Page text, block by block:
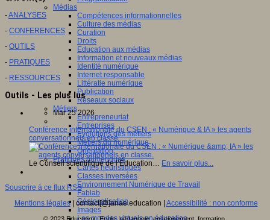
Médias
Compétences informationnelles
Culture des médias
Curation
Droits
Education aux médias
Information et nouveaux médias
Identité numérique
Internet responsable
Littératie numérique
Publication
Réseaux sociaux
Métiers
Entrepreneuriat
Entreprises
Evolutions des métiers
Métiers du numérique
Orientation
Pratiques numériques
Cartes heuristiques
Classes inversées
Environnement Numérique de Travail
Fablab
Géolocalisation
Images
Les mondes virtuels en éducation
-ANALYSES
- CONFERENCES
- OUTILS
- PRATIQUES
- RESSOURCES
Outils - Les plus lus
Mar 25 2026
Conférence internationale du CSEN : « Numérique & IA » les agents
conversationnels en classe.
Le Conseil scientifique de l’Éducation… En savoir plus...
Souscrire à ce flux RSS
Mentions légales| contact[@]anae.education | Accessibilité : non conforme